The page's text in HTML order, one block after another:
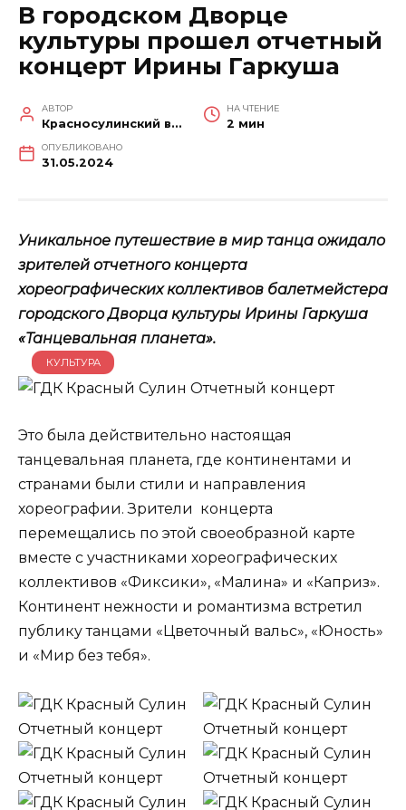
В городском Дворце
культуры прошел отчетный
концерт Ирины Гаркуша
АВТОР
Красносулинский вестник
НА ЧТЕНИЕ
2 мин
ОПУБЛИКОВАНО
31.05.2024
Уникальное путешествие в мир танца ожидало
зрителей отчетного концерта
хореографических коллективов балетмейстера
городского Дворца культуры Ирины Гаркуша
«Танцевальная планета».
КУЛЬТУРА
Это была действительно настоящая
танцевальная планета, где континентами и
странами были стили и направления
хореографии. Зрители концерта
перемещались по этой своеобразной карте
вместе с участниками хореографических
коллективов «Фиксики», «Малина» и «Каприз».
Континент нежности и романтизма встретил
публику танцами «Цветочный вальс», «Юность»
и «Мир без тебя».